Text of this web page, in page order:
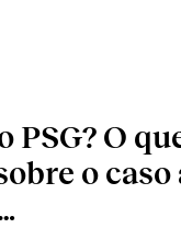
PSG? O
o caso